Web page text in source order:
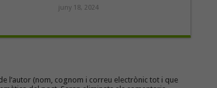
juny 18, 2024
l’autor (nom, cognom i correu electrònic tot i que